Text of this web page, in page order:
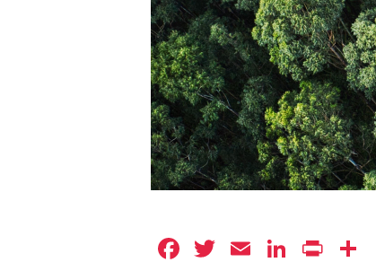
Facebook
Twitter
Email Print